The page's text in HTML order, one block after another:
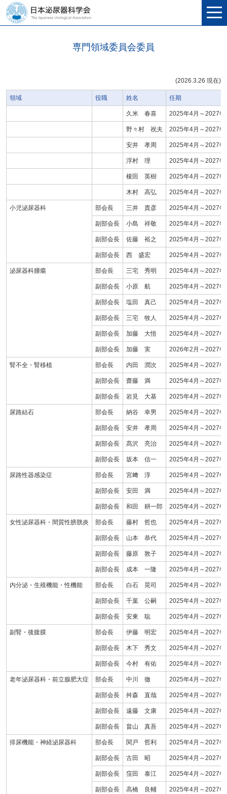
専門領域委員会委員
(2026.3.26 現在)
領域 役職 姓名 任期
久米 春喜 2025年4月～2027年
野々村 祝夫 2025年4月～2027年
安井 孝周 2025年4月～2027年
浮村 理 2025年4月～2027年
榎田 英樹 2025年4月～2027年
木村 高弘 2025年4月～2027年
小児泌尿器科 部会長 三井 貴彦 2025年4月～2027年
副部会長 小島 祥敬 2025年4月～2027年
副部会長 佐藤 裕之 2025年4月～2027年
副部会長 西 盛宏 2025年4月～2027年
泌尿器科腫瘍 部会長 三宅 秀明 2025年4月～2027年
副部会長 小原 航 2025年4月～2027年
副部会長 塩田 真己 2025年4月～2027年
副部会長 三宅 牧人 2025年4月～2027年
副部会長 加藤 大悟 2025年4月～2027年
副部会長 加藤 実 2026年2月～2027年
腎不全・腎移植 部会長 内田 潤次 2025年4月～2027年
副部会長 齋藤 満 2025年4月～2027年
副部会長 岩見 大基 2025年4月～2027年
尿路結石 部会長 納谷 幸男 2025年4月～2027年
副部会長 安井 孝周 2025年4月～2027年
副部会長 髙沢 亮治 2025年4月～2027年
副部会長 坂本 信一 2025年4月～2027年
尿路性器感染症 部会長 宮﨑 淳 2025年4月～2027年
副部会長 安田 満 2025年4月～2027年
副部会長 和田 耕一郎 2025年4月～2027年
女性泌尿器科・間質性膀胱炎 部会長 藤村 哲也 2025年4月～2027年
副部会長 山本 恭代 2025年4月～2027年
副部会長 藤原 敦子 2025年4月～2027年
副部会長 成本 一隆 2025年4月～2027年
内分泌・生殖機能・性機能 部会長 白石 晃司 2025年4月～2027年
副部会長 千葉 公嗣 2025年4月～2027年
副部会長 安東 聡 2025年4月～2027年
副腎・後腹膜 部会長 伊藤 明宏 2025年4月～2027年
副部会長 木下 秀文 2025年4月～2027年
副部会長 今村 有佑 2025年4月～2027年
老年泌尿器科・前立腺肥大症 部会長 中川 徹 2025年4月～2027年
副部会長 舛森 直哉 2025年4月～2027年
副部会長 遠藤 文康 2025年4月～2027年
副部会長 畠山 真吾 2025年4月～2027年
排尿機能・神経泌尿器科 部会長 関戸 哲利 2025年4月～2027年
副部会長 古田 昭 2025年4月～2027年
副部会長 窪田 泰江 2025年4月～2027年
副部会長 高橋 良輔 2025年4月～2027年